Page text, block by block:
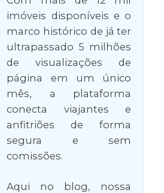
imóveis disponíveis e o
marco histórico de já ter
ultrapassado 5 milhões
de visualizações de
página em um único
mês, a plataforma
conecta viajantes e
anfitriões de forma
segura e sem
comissões.
Aqui no blog, nossa